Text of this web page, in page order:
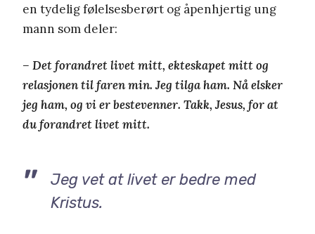
en tydelig følelsesberørt og åpenhjertig ung
mann som deler:
– Det forandret livet mitt, ekteskapet mitt og
relasjonen til faren min. Jeg tilga ham. Nå elsker
jeg ham, og vi er bestevenner. Takk, Jesus, for at
du forandret livet mitt.
Jeg vet at livet er bedre med
Kristus.